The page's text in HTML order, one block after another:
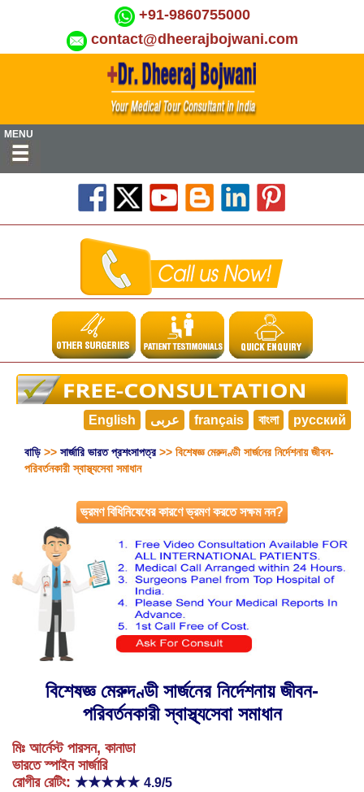
+91-9860755000
contact@dheerajbojwani.com
MENU
English عربى français বাংলা русский
বাড়ি>> সার্জারি ভারত প্রশংসাপত্র>> বিশেষজ্ঞ মেরুদণ্ডী সার্জনের নির্দেশনায় জীবন-
পরিবর্তনকারী স্বাস্থ্যসেবা সমাধান
ভ্রমণ বিধিনিষেধের কারণে ভ্রমণ করতে সক্ষম নন?
বিশেষজ্ঞ মেরুদণ্ডী সার্জনের নির্দেশনায় জীবন-
পরিবর্তনকারী স্বাস্থ্যসেবা সমাধান
মিঃ আর্নেস্ট পারসন, কানাডা
ভারতে স্পাইন সার্জারি
রোগীর রেটিং: ★★★★★ 4.9/5